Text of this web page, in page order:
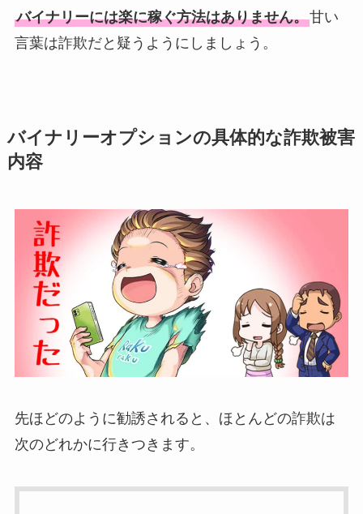
バイナリーには楽に稼ぐ方法はありません。甘い
言葉は詐欺だと疑うようにしましょう。
バイナリーオプションの具体的な詐欺被害
内容
先ほどのように勧誘されると、ほとんどの詐欺は
次のどれかに行きつきます。